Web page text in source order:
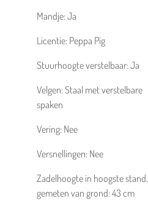
Mandje:Ja
Licentie: Peppa Pig
Stuurhoogte verstelbaar:Ja
Velgen:Staal met verstelbare
spaken
Vering: Nee
Versnellingen: Nee
Zadelhoogte in hoogste stand,
gemeten van grond:43 cm